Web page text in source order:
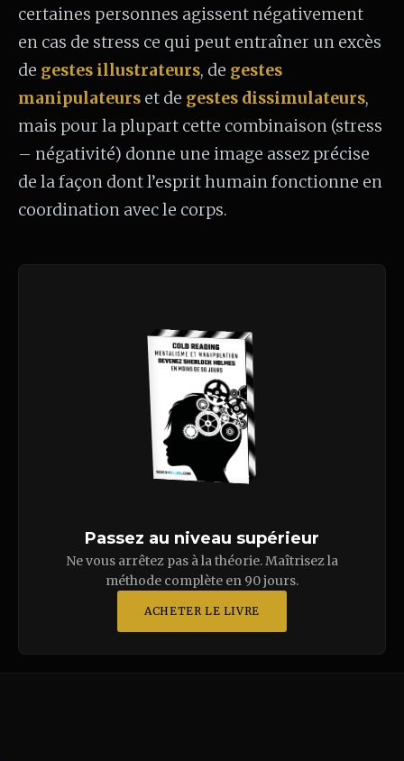
certaines personnes agissent négativement
en cas de stress ce qui peut entraîner un excès
de gestes illustrateurs, de gestes
manipulateurs et de gestes dissimulateurs,
mais pour la plupart cette combinaison (stress
– négativité) donne une image assez précise
de la façon dont l’esprit humain fonctionne en
coordination avec le corps.
Passez au niveau supérieur
Ne vous arrêtez pas à la théorie. Maîtrisez la
méthode complète en 90 jours.
ACHETER LE LIVRE